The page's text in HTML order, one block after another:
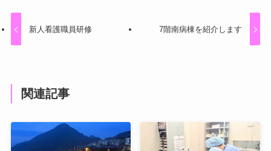
新人看護職員研修 7階南病棟を紹介します
関連記事